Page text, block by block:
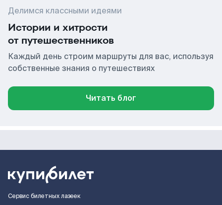
Делимся классными идеями
Истории и хитрости
от путешественников
Каждый день строим маршруты для вас, используя
собственные знания о путешествиях
Читать блог
Сервис билетных лазеек